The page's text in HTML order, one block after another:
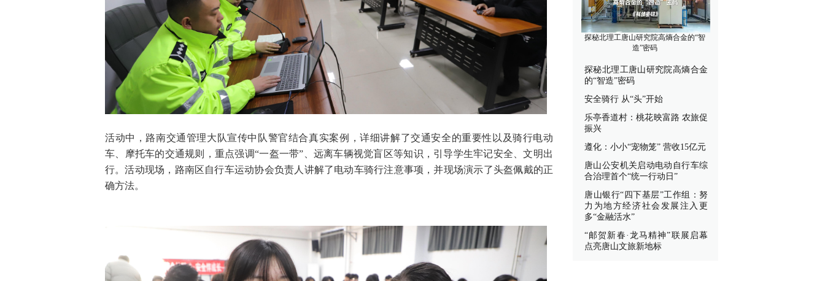
活动中，路南交通管理大队宣传中队警官结合真实案例，详细讲解了交通安全的重要性以及骑行电动
车、摩托车的交通规则，重点强调“一盔一带”、远离车辆视觉盲区等知识，引导学生牢记安全、文明出
行。活动现场，路南区自行车运动协会负责人讲解了电动车骑行注意事项，并现场演示了头盔佩戴的正
确方法。
探秘北理工唐山研究院高熵合金的“智
造”密码
探秘北理工唐山研究院高熵合金
的“智造”密码
安全骑行 从“头”开始
乐亭香道村：桃花映富路 农旅促
振兴
遵化：小小“宠物笼” 营收15亿元
唐山公安机关启动电动自行车综
合治理首个“统一行动日”
唐山银行“四下基层”工作组：努
力为地方经济社会发展注入更
多“金融活水”
“邮贺新春·龙马精神”联展启幕
点亮唐山文旅新地标